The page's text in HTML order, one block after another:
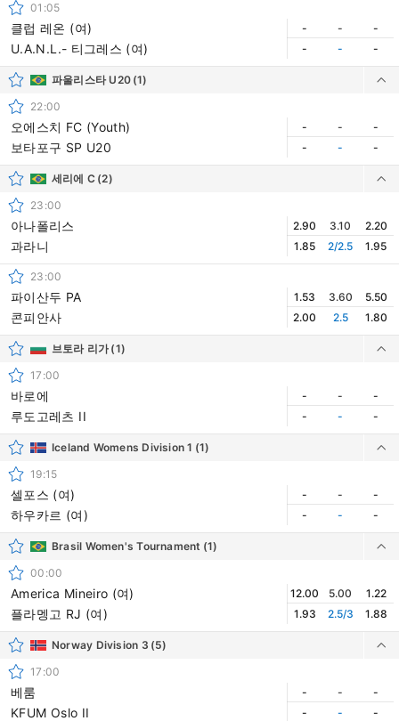
01:05
클럽 레온 (여)
U.A.N.L.- 티그레스 (여)
- -
-
-
- -
파울리스타 U20 (1)
22:00
오에스치 FC (Youth)
보타포구 SP U20
- -
-
-
- -
세리에 C (2)
23:00
아나폴리스
과라니
2.90 3.10
2.20
1.85
2/2.5 1.95
23:00
파이산두 PA
콘피안사
1.53 3.60
5.50
2.00
2.5 1.80
브토라 리가 (1)
17:00
바로에
루도고레츠 II
- -
-
-
- -
Iceland Womens Division 1 (1)
19:15
셀포스 (여)
하우카르 (여)
- -
-
-
- -
Brasil Women's Tournament (1)
00:00
America Mineiro (여)
플라멩고 RJ (여)
12.00 5.00
1.22
1.93
2.5/3 1.88
Norway Division 3 (5)
17:00
베룸
KFUM Oslo II
- -
-
-
- -